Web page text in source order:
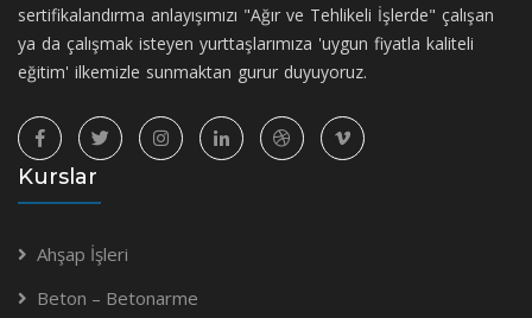
sertifikalandırma anlayışımızı "Ağır ve Tehlikeli İşlerde" çalışan
ya da çalışmak isteyen yurttaşlarımıza 'uygun fiyatla kaliteli
eğitim' ilkemizle sunmaktan gurur duyuyoruz.
Kurslar
Ahşap İşleri
Beton – Betonarme